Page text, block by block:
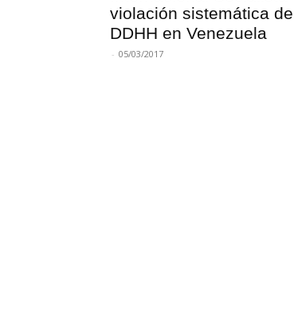
violación sistemática
DDHH en Venezuela
- 05/03/2017